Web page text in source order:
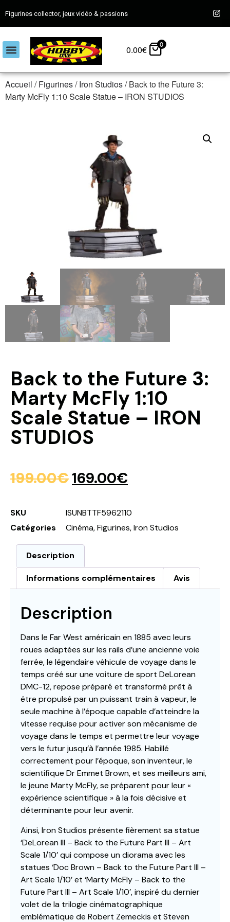
Figurines collector, jeux vidéo & passions
0.00€ 0
Accueil /Figurines/Iron Studios/ Back to the Future 3:
Marty McFly 1:10 Scale Statue – IRON STUDIOS
Back to the Future 3:
Marty McFly 1:10
Scale Statue – IRON
STUDIOS
199.00€169.00€
SKU
ISUNBTTF5962110
Catégories
Cinéma,Figurines,Iron Studios
Description
Informations complémentaires Avis
Description
Dans le Far West américain en 1885 avec leurs
roues adaptées sur les rails d’une ancienne voie
ferrée, le légendaire véhicule de voyage dans le
temps créé sur une voiture de sport DeLorean
DMC-12, repose préparé et transformé prêt à
être propulsé par un puissant train à vapeur, le
seule machine à l’époque capable d’atteindre la
vitesse requise pour activer son mécanisme de
voyage dans le temps et permettre leur voyage
vers le futur jusqu’à l’année 1985. Habillé
correctement pour l’époque, son inventeur, le
scientifique Dr Emmet Brown, et ses meilleurs ami,
le jeune Marty McFly, se préparent pour leur «
expérience scientifique » à la fois décisive et
déterminante pour leur avenir.
Ainsi, Iron Studios présente fièrement sa statue
‘DeLorean III – Back to the Future Part III – Art
Scale 1/10’ qui compose un diorama avec les
statues ‘Doc Brown – Back to the Future Part III –
Art Scale 1/10’ et ‘Marty McFly – Back to the
Future Part III – Art Scale 1/10’, inspiré du dernier
volet de la trilogie cinématographique
emblématique de Robert Zemeckis et Steven